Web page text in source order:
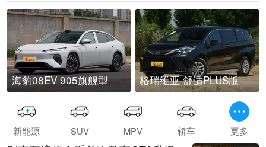
海豹08EV 905旗舰型 格瑞维亚 舒适PLUS版
新能源 SUV MPV 轿车 更多